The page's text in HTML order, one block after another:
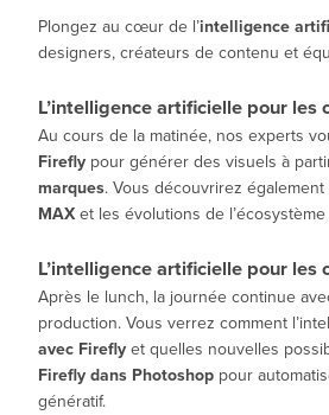
Plongez au cœur de l’intelligence
designers, créateurs de contenu et
L’intelligence artificielle pour les
Au cours de la matinée, nos experts
Firefly pour générer des visuels à
marques. Vous découvrirez
MAXet les évolutions de
L’intelligence artificielle pour
Après le lunch, la journée continue
production. Vous verrez comment
avec Fireflyet quelles nouvelles
Firefly dans Photoshop pour
génératif.